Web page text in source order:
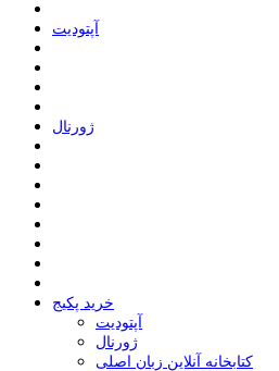
ﺁﭘﺘﻮﺩﯾﺖ
ﮊﻭﺭﻧﺎﻝ
خرید پکیج
ﺁﭘﺘﻮﺩﯾﺖ
ﮊﻭﺭﻧﺎﻝ
کتابخانه آنلاین زبان اصلی